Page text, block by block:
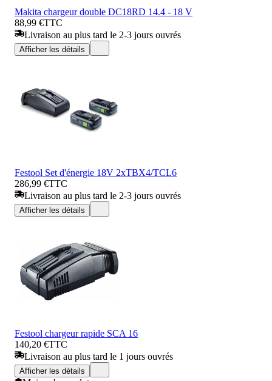
Makita chargeur double DC18RD 14.4 - 18 V
88,99 €TTC
Livraison au plus tard le 2-3 jours ouvrés
Afficher les détails
Festool Set d'énergie 18V 2xTBX4/TCL6
286,99 €TTC
Livraison au plus tard le 2-3 jours ouvrés
Afficher les détails
Festool chargeur rapide SCA 16
140,20 €TTC
Livraison au plus tard le 1 jours ouvrés
Afficher les détails